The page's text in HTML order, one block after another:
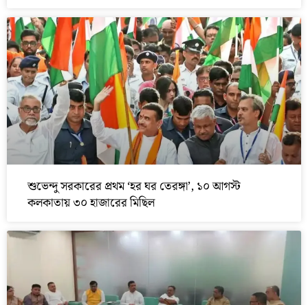
শুভেন্দু সরকারের প্রথম ‘হর ঘর তেরঙ্গা’, ১০ আগস্ট
কলকাতায় ৩০ হাজারের মিছিল